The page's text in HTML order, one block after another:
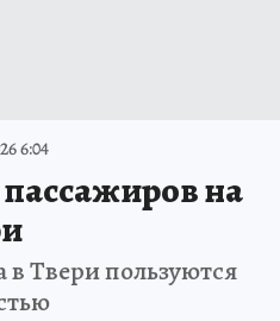
6:04
на
Твери пользуются